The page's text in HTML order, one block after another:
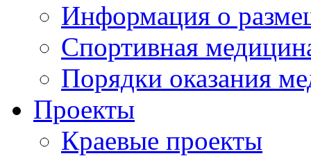
Информация о
Спортивная
Порядки оказания
Проекты
Краевые проекты